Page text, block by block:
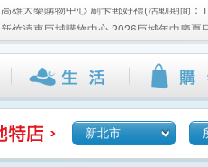
高雄大樂購物中心 刷卡郵好禮(活動期間
新竹遠東巨城購物中心 2026巨城年中慶夏
115/08/26)
臺北三創生活 有點東西第2波 刷卡郵好禮(
新北市